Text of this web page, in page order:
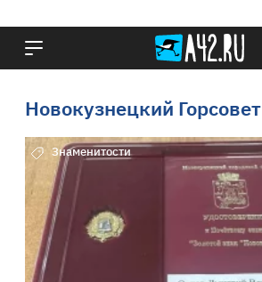
Новокузнецкий Горсовет
Знаменитости